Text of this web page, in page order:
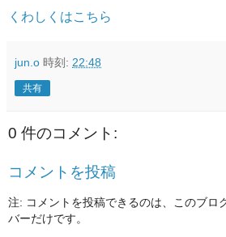
くわしくはこちら
jun.o 時刻: 22:48
共有
0 件のコメント:
コメントを投稿
注: コメントを投稿できるのは、このブロ
バーだけです。